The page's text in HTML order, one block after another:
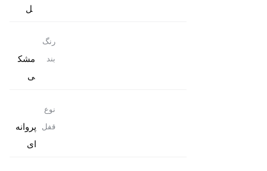
ل
رنگ
بند
مشک
ی
نوع
قفل
پروانه
ای